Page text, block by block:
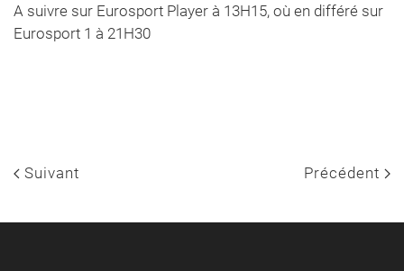
A suivre sur Eurosport Player à 13H15, où en différé sur
Eurosport 1 à 21H30
Suivant Précédent